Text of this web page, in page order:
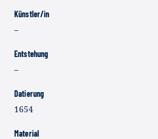
Künstler/in
–
Entstehung
–
Datierung
1654
Material